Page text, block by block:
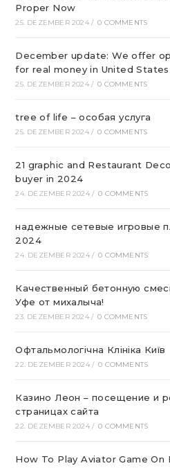
Proper Now
25. DEZEMBER 2024 / 0 COMMENTS
December update: We offer
for real money in United States
25. DEZEMBER 2024 / 0 COMMENTS
tree of life – особая услуга
25. DEZEMBER 2024 / 0 COMMENTS
21 graphic and Restaurant
buyer in 2024
24. DEZEMBER 2024 / 0 COMMENTS
надежные сетевые игровые
2024
24. DEZEMBER 2024 / 0 COMMENTS
Качественный бетонную
Уфе от михалыча!
23. DEZEMBER 2024 / 0 COMMENTS
Офтальмологічна Клініка Київ
22. DEZEMBER 2024 / 0 COMMENTS
Казино Леон – посещение и
страницах сайта
22. DEZEMBER 2024 / 0 COMMENTS
How To Play Aviator Game On